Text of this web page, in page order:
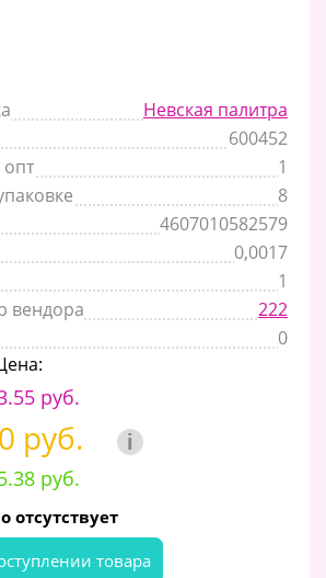
Невская палитра
600452
1
8
4607010582579
0,0017
1
вендора
222
0
руб.
руб. i
руб.
отсутствует
товара